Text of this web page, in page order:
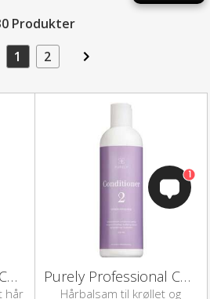
Produkter
1
2
Purely Professional Conditioner 1 (300 ml)
hår
Purely Professional Conditioner 2 (300 ml)
Hårbalsam til krøllet og
1